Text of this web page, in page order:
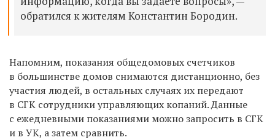
обратился к жителям Константин Бородин.
Напомним, показания общедомовых счетчиков
в большинстве домов снимаются дистанционно, без
участия людей, в остальных случаях их передают
в СГК сотрудники управляющих копаний. Данные
с ежедневными показаниями можно запросить в СГК
и в УК, а затем сравнить.